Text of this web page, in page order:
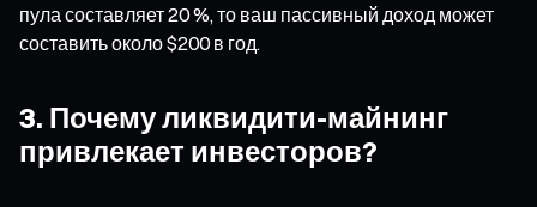
пула составляет 20 %, то ваш пассивный доход может
составить около $200 в год.
3. Почему ликвидити-майнинг
привлекает инвесторов?